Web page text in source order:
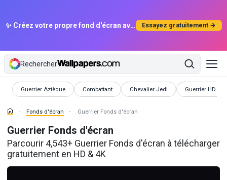
✨ Créez votre propre fond d'écran avec l'IA Essayez gratuitement →
Rechercher
Guerrier Aztèque
Fonds d'écran Combattant
Fonds d'écran Chevalier Jedi
Fonds d'écran Guerrier HD
Fonds d'écran
Fonds d'écran Guerrier Fonds d'écran
Guerrier Fonds d'écran
Parcourir 4,543+ Guerrier Fonds d'écran à télécharger
gratuitement en HD & 4K